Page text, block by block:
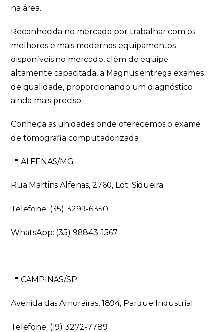
na área.
Reconhecida no mercado por trabalhar com os
melhores e mais modernos equipamentos
disponíveis no mercado, além de equipe
altamente capacitada, a Magnus entrega exames
de qualidade, proporcionando um diagnóstico
ainda mais preciso.
Conheça as unidades onde oferecemos o exame
de tomografia computadorizada:
📍 ALFENAS/MG
Rua Martins Alfenas, 2760, Lot. Siqueira
Telefone: (35) 3299-6350
WhatsApp: (35) 98843-1567
📍 CAMPINAS/SP
Avenida das Amoreiras, 1894, Parque Industrial
Telefone: (19) 3272-7789